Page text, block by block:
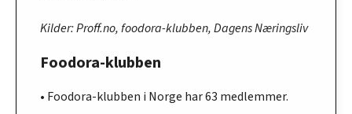
Kilder: Proff.no, foodora-klubben, Dagens Næringsliv
Foodora-klubben
• Foodora-klubben i Norge har 63 medlemmer.